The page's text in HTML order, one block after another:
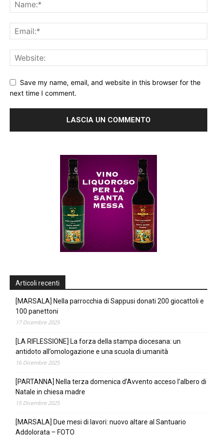
Save my name, email, and website in this browser for the
next time I comment.
Articoli recenti
[MARSALA] Nella parrocchia di Sappusi donati 200 giocattoli e
100 panettoni
17 Dicembre 2025
[LA RIFLESSIONE] La forza della stampa diocesana: un
antidoto all’omologazione e una scuola di umanità
16 Dicembre 2025
[PARTANNA] Nella terza domenica d’Avvento acceso l’albero di
Natale in chiesa madre
15 Dicembre 2025
[MARSALA] Due mesi di lavori: nuovo altare al Santuario
Addolorata – FOTO